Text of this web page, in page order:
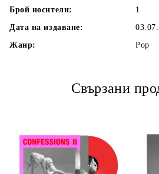
Брой носители:
1
Дата на издаване:
Жанр:
Pop
Свързани